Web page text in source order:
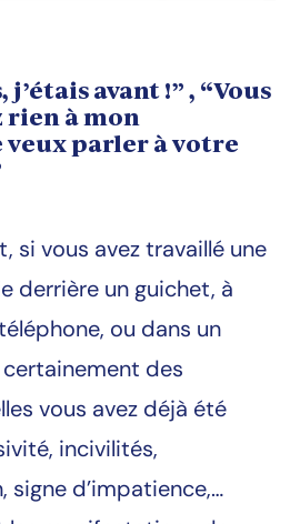
j’étais avant !” , “Vous
rien à mon
veux parler à votre
si vous avez travaillé une
derrière un guichet, à
ou dans un
des
vous avez déjà été
incivilités,
signe d’impatience,…